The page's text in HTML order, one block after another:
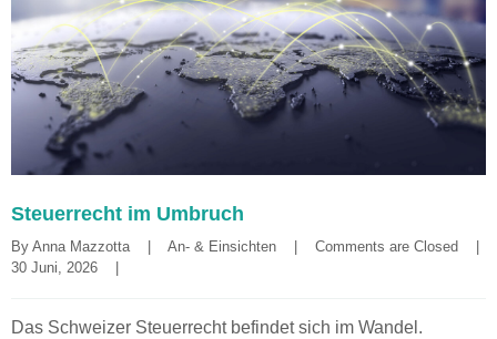
Steuerrecht im Umbruch
By Anna Mazzotta An- & Einsichten Comments are Closed
30 Juni, 2026
Das Schweizer Steuerrecht befindet sich im Wandel.